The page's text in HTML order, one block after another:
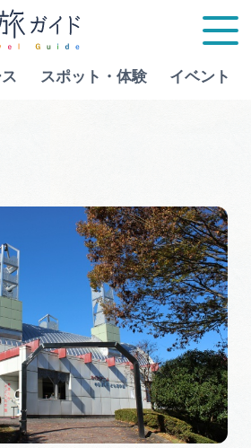
スポット・体験 イベント
行きたいリストを見る